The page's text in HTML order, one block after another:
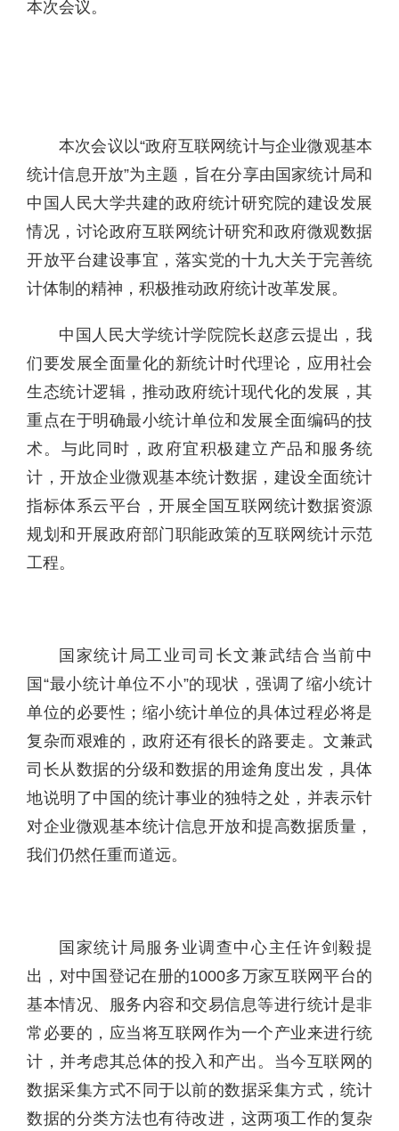
本次会议。
本次会议以“政府互联网统计与企业微观基本
统计信息开放”为主题，旨在分享由国家统计局和
中国人民大学共建的政府统计研究院的建设发展
情况，讨论政府互联网统计研究和政府微观数据
开放平台建设事宜，落实党的十九大关于完善统
计体制的精神，积极推动政府统计改革发展。
中国人民大学统计学院院长赵彦云提出，我
们要发展全面量化的新统计时代理论，应用社会
生态统计逻辑，推动政府统计现代化的发展，其
重点在于明确最小统计单位和发展全面编码的技
术。与此同时，政府宜积极建立产品和服务统
计，开放企业微观基本统计数据，建设全面统计
指标体系云平台，开展全国互联网统计数据资源
规划和开展政府部门职能政策的互联网统计示范
工程。
国家统计局工业司司长文兼武结合当前中
国“最小统计单位不小”的现状，强调了缩小统计
单位的必要性；缩小统计单位的具体过程必将是
复杂而艰难的，政府还有很长的路要走。文兼武
司长从数据的分级和数据的用途角度出发，具体
地说明了中国的统计事业的独特之处，并表示针
对企业微观基本统计信息开放和提高数据质量，
我们仍然任重而道远。
国家统计局服务业调查中心主任许剑毅提
出，对中国登记在册的1000多万家互联网平台的
基本情况、服务内容和交易信息等进行统计是非
常必要的，应当将互联网作为一个产业来进行统
计，并考虑其总体的投入和产出。当今互联网的
数据采集方式不同于以前的数据采集方式，统计
数据的分类方法也有待改进，这两项工作的复杂